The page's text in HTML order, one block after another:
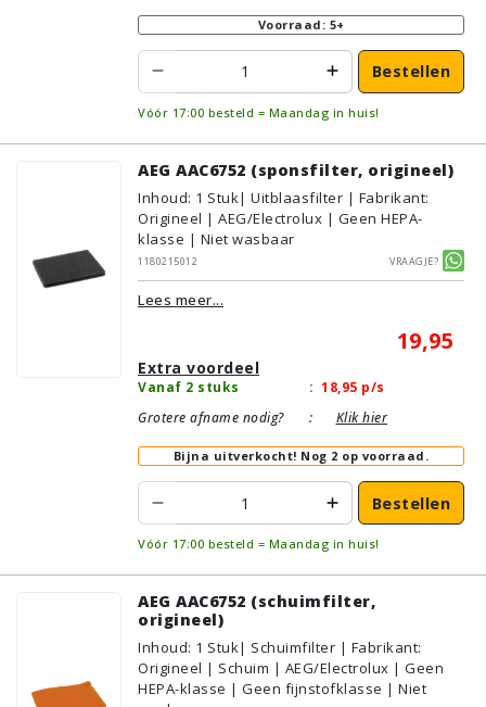
Voorraad: 5+
Bestellen
Vóór 17:00 besteld = Maandag in huis!
AEG AAC6752 (sponsfilter, origineel)
Inhoud: 1 Stuk| Uitblaasfilter | Fabrikant:
Origineel | AEG/Electrolux | Geen HEPA-
klasse | Niet wasbaar
1180215012
Vraagje?
Lees meer...
19,95
Extra voordeel
Vanaf 2 stuks : 18,95 p/s
Grotere afname nodig?
: Klik hier
Bijna uitverkocht! Nog 2 op voorraad.
Bestellen
Vóór 17:00 besteld = Maandag in huis!
AEG AAC6752 (schuimfilter,
origineel)
Inhoud: 1 Stuk| Schuimfilter | Fabrikant:
Origineel | Schuim | AEG/Electrolux | Geen
HEPA-klasse | Geen fijnstofklasse | Niet